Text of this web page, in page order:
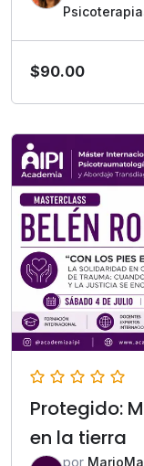
$90.00
Protegido:
en la tierra
por